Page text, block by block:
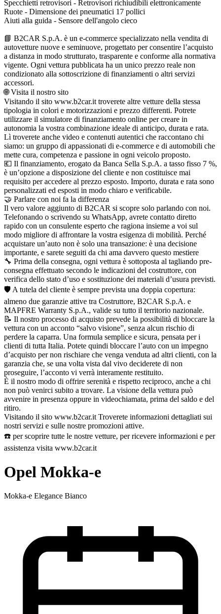
Specchietti retrovisori - Retrovisori richiudibili elettronicamente
Ruote - Dimensione dei pneumatici 17 pollici
Aiuti alla guida - Sensore dell'angolo cieco
📘 B2CAR S.p.A. è un e-commerce specializzato nella vendita di
autovetture nuove e seminuove, progettato per consentire l’acquisto
a distanza in modo strutturato, trasparente e conforme alla normativa
vigente. Ogni vettura pubblicata ha un unico prezzo reale non
condizionato alla sottoscrizione di finanziamenti o altri servizi
accessori.
🌐 Visita il nostro sito
Visitando il sito www.b2car.it troverete altre vetture della stessa
tipologia in colori e motorizzazioni e prezzo differenti. Potrete
utilizzare il simulatore di finanziamento online per creare in
autonomia la vostra combinazione ideale di anticipo, durata e rata.
Lì troverete anche video e contenuti autentici che raccontano chi
siamo: un gruppo di appassionati di e-commerce e di automobili che
mette cura, competenza e passione in ogni veicolo proposto.
💶 Il finanziamento, erogato da Banca Sella S.p.A. a tasso fisso 7 %,
è un’opzione a disposizione del cliente e non costituisce mai
requisito per accedere al prezzo esposto. Importo, durata e rata sono
personalizzati ed esposti in modo chiaro e verificabile.
🤝 Parlare con noi fa la differenza
Il vero valore aggiunto di B2CAR si scopre solo parlando con noi.
Telefonando o scrivendo su WhatsApp, avrete contatto diretto
rapido con un consulente esperto che ragiona insieme a voi sul
modo migliore di affrontare la vostra esigenza di mobilità. Perché
acquistare un’auto non è solo una transazione: è una decisione
importante, e sarete seguiti da chi ama davvero questo mestiere
🔧 Prima della consegna, ogni vettura è sottoposta al tagliando pre-
consegna effettuato secondo le indicazioni del costruttore, con
verifica dello stato d’uso e sostituzione dei materiali d’usura previsti.
🛡️ A tutela del cliente è sempre prevista una doppia copertura:
almeno due garanzie attive tra Costruttore, B2CAR S.p.A. e
MAPFRE Warranty S.p.A., valide su tutto il territorio nazionale.
📝 Il nostro processo di acquisto prevede la possibilità di bloccare la
vettura con un acconto “salvo visione”, senza alcun rischio di
perdere la caparra. Una formula semplice e sicura, pensata per i
clienti di tutta Italia. Potete quindi bloccare l’auto con un impegno
d’acquisto per non rischiare che venga venduta ad altri clienti, con la
garanzia che, se una volta vista dal vivo deciderete di non
proseguire, l’acconto vi verrà interamente restituito.
È il nostro modo di offrire serenità e rispetto reciproco, anche a chi
non può venirci subito a trovare. La visione della vettura può
avvenire in presenza oppure in videochiamata, prima del saldo e del
ritiro.
Visitando il sito www.b2car.it Troverete informazioni dettagliati sui
nostri servizi e sulle nostre promozioni attive.
☎️ per scoprire tutte le nostre vetture, per ricevere informazioni e per
assistenza visita www.b2car.it
Opel Mokka-e
Mokka-e Elegance Bianco